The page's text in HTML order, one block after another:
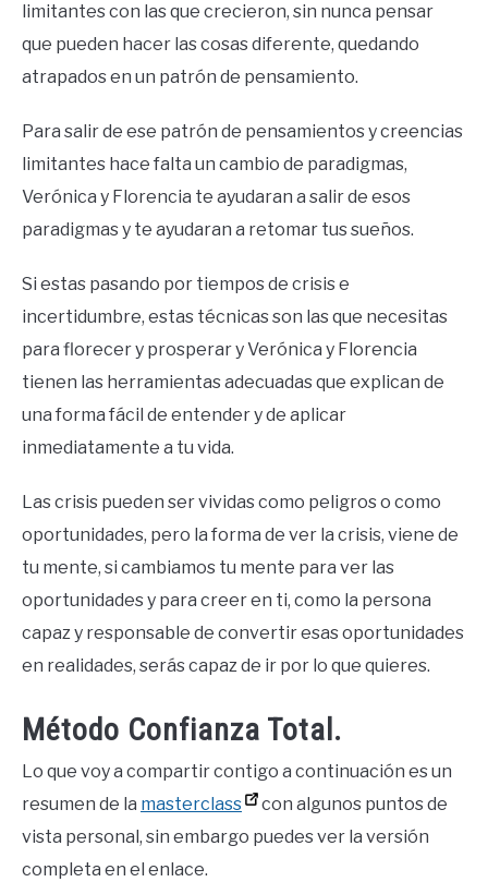
limitantes con las que crecieron, sin nunca pensar
que pueden hacer las cosas diferente, quedando
atrapados en un patrón de pensamiento.
Para salir de ese patrón de pensamientos y creencias
limitantes hace falta un cambio de paradigmas,
Verónica y Florencia te ayudaran a salir de esos
paradigmas y te ayudaran a retomar tus sueños.
Si estas pasando por tiempos de crisis e
incertidumbre, estas técnicas son las que necesitas
para florecer y prosperar y Verónica y Florencia
tienen las herramientas adecuadas que explican de
una forma fácil de entender y de aplicar
inmediatamente a tu vida.
Las crisis pueden ser vividas como peligros o como
oportunidades, pero la forma de ver la crisis, viene de
tu mente, si cambiamos tu mente para ver las
oportunidades y para creer en ti, como la persona
capaz y responsable de convertir esas oportunidades
en realidades, serás capaz de ir por lo que quieres.
Método Confianza Total.
Lo que voy a compartir contigo a continuación es un
resumen de la masterclass
con algunos puntos de
vista personal, sin embargo puedes ver la versión
completa en el enlace.